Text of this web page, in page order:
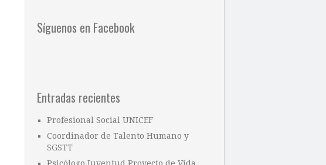
Síguenos en Facebook
Entradas recientes
Profesional Social UNICEF
Coordinador de Talento Humano y
SGSTT